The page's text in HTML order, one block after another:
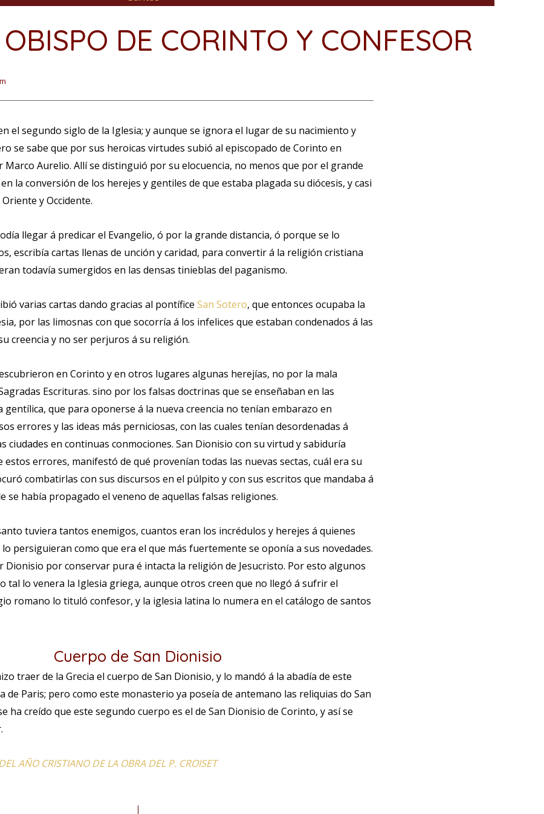
DE CORINTO Y CONFESOR
el segundo siglo de la Iglesia; y aunque se ignora el lugar de su nacimiento y
se sabe que por sus heroicas virtudes subió al episcopado de Corinto en
Aurelio. Allí se distinguió por su elocuencia, no menos que por el grande
la conversión de los herejes y gentiles de que estaba plagada su diócesis, y casi
y Occidente.
llegar á predicar el Evangelio, ó por la grande distancia, ó porque se lo
escribía cartas llenas de unción y caridad, para convertir á la religión cristiana
todavía sumergidos en las densas tinieblas del paganismo.
varias cartas dando gracias al pontífice San Sotero, que entonces ocupaba la
por las limosnas con que socorría á los infelices que estaban condenados á las
creencia y no ser perjuros á su religión.
en Corinto y en otros lugares algunas herejías, no por la mala
Escrituras. sino por los falsas doctrinas que se enseñaban en las
gentílica, que para oponerse á la nueva creencia no tenían embarazo en
errores y las ideas más perniciosas, con las cuales tenían desordenadas á
ciudades en continuas conmociones. San Dionisio con su virtud y sabiduría
estos errores, manifestó de qué provenían todas las nuevas sectas, cuál era su
combatirlas con sus discursos en el púlpito y con sus escritos que mandaba á
se había propagado el veneno de aquellas falsas religiones.
tuviera tantos enemigos, cuantos eran los incrédulos y herejes á quienes
persiguieran como que era el que más fuertemente se oponía a sus novedades.
por conservar pura é intacta la religión de Jesucristo. Por esto algunos
tal lo venera la Iglesia griega, aunque otros creen que no llegó á sufrir el
romano lo tituló confesor, y la iglesia latina lo numera en el catálogo de santos
Cuerpo de San Dionisio
traer de la Grecia el cuerpo de San Dionisio, y lo mandó á la abadía de este
de Paris; pero como este monasterio ya poseía de antemano las reliquias do San
ha creído que este segundo cuerpo es el de San Dionisio de Corinto, y así se
AÑO CRISTIANO DE LA OBRA DEL P. CROISET